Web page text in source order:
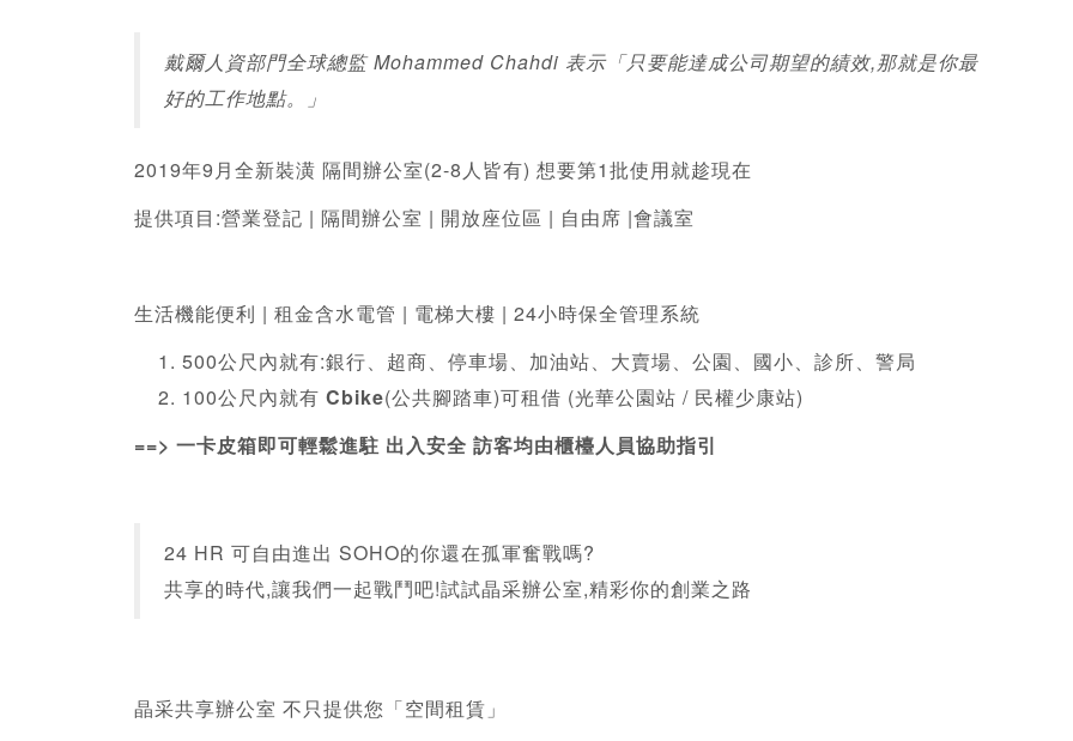
戴爾人資部門全球總監 Mohammed Chahdi 表示「只要能達成公司期望的績效,那就是你最
好的工作地點。」
2019年9月全新裝潢 隔間辦公室(2-8人皆有) 想要第1批使用就趁現在
提供項目:營業登記 | 隔間辦公室 | 開放座位區 | 自由席 |會議室
生活機能便利 | 租金含水電管 | 電梯大樓 | 24小時保全管理系統
500公尺內就有:銀行、超商、停車場、加油站、大賣場、公園、國小、診所、警局
100公尺內就有 Cbike(公共腳踏車)可租借 (光華公園站 / 民權少康站)
==> 一卡皮箱即可輕鬆進駐 出入安全 訪客均由櫃檯人員協助指引
24 HR 可自由進出 SOHO的你還在孤軍奮戰嗎?
共享的時代,讓我們一起戰鬥吧!試試晶采辦公室,精彩你的創業之路
晶采共享辦公室 不只提供您「空間租賃」